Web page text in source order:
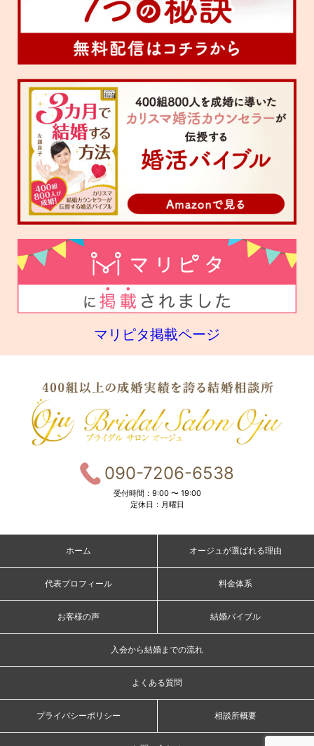
マリピタ掲載ページ
090-7206-6538
受付時間：9:00 〜 19:00
定休日：月曜日
ホーム オージュが選ばれる理由
代表プロフィール 料金体系
お客様の声 結婚バイブル
入会から結婚までの流れ
よくある質問
プライバシーポリシー 相談所概要